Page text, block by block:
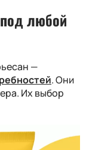
любой
—
. Они
Их выбор